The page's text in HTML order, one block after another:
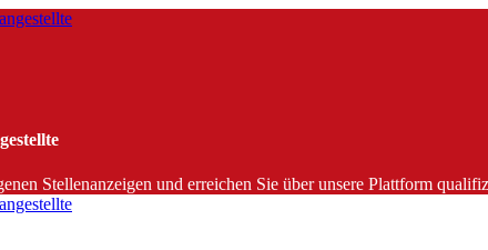
Stellenanzeigen und erreichen Sie über unsere Plattform